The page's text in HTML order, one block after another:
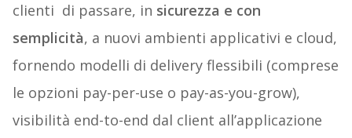
clienti di passare, in sicurezza e con
semplicità, a nuovi ambienti applicativi e cloud,
fornendo modelli di delivery flessibili (comprese
le opzioni pay-per-use o pay-as-you-grow),
visibilità end-to-end dal client all’applicazione